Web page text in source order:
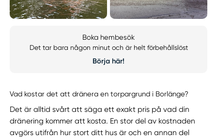
Boka hembesök
Det tar bara någon minut och är helt förbehållslöst
Börja här!
Vad kostar det att dränera en torpargrund i Borlänge?
Det är alltid svårt att säga ett exakt pris på vad din
dränering kommer att kosta. En stor del av kostnaden
avgörs utifrån hur stort ditt hus är och en annan del